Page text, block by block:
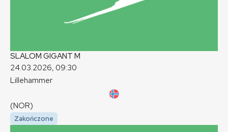
SLALOM GIGANT M
24.03.2026, 09:30
Lillehammer
(NOR)
Zakończone